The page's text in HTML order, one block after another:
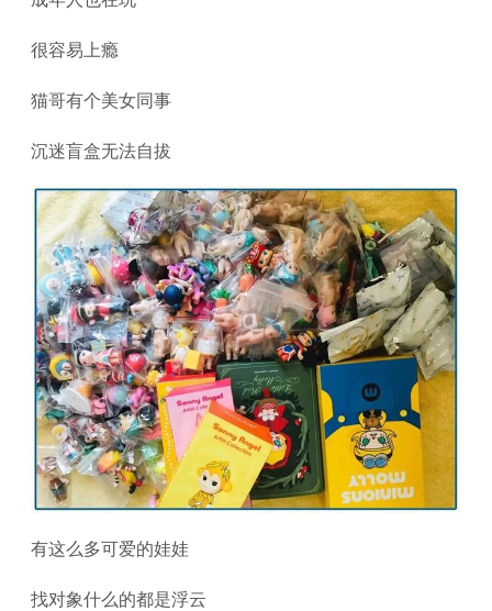
很容易上瘾
猫哥有个美女同事
沉迷盲盒无法自拔
有这么多可爱的娃娃
找对象什么的都是浮云